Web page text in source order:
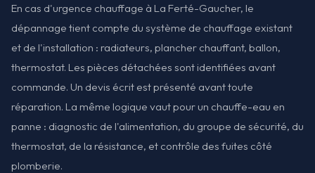
En cas d'urgence chauffage à La Ferté-Gaucher, le
dépannage tient compte du système de chauffage existant
et de l'installation : radiateurs, plancher chauffant, ballon,
thermostat. Les pièces détachées sont identifiées avant
commande. Un devis écrit est présenté avant toute
réparation. La même logique vaut pour un chauffe-eau en
panne : diagnostic de l'alimentation, du groupe de sécurité, du
thermostat, de la résistance, et contrôle des fuites côté
plomberie.